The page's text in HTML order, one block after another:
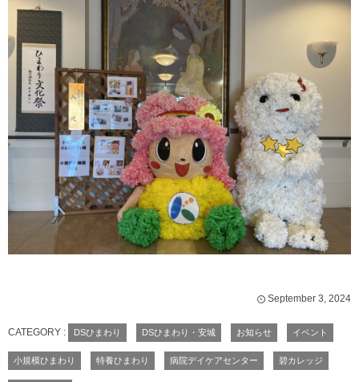
September 3, 2024
CATEGORY : DSひまわり DSひまわり・安城 お知らせ イベント
小規模ひまわり 特養ひまわり 病院デイケアセンター 碧カレッジ